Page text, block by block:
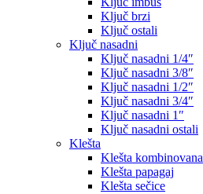
Ključ brzi
Ključ ostali
Ključ nasadni
Ključ nasadni 1/4″
Ključ nasadni 3/8″
Ključ nasadni 1/2″
Ključ nasadni 3/4″
Ključ nasadni 1″
Ključ nasadni ostali
Klešta
Klešta kombinovana
Klešta papagaj
Klešta sečice